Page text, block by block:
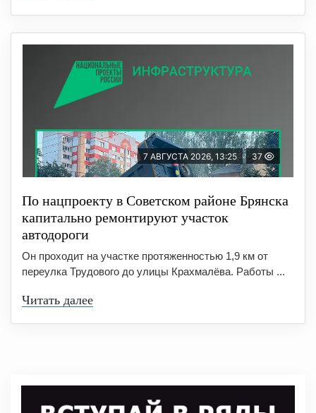
7 АВГУСТА 2026, 13:25 37
По нацпроекту в Советском районе Брянска
капитально ремонтируют участок
автодороги
Он проходит на участке протяженностью 1,9 км от
переулка Трудового до улицы Крахмалёва. Работы ...
Читать далее